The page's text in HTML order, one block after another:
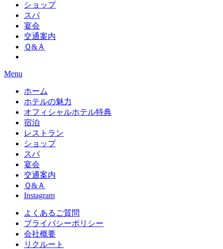
ショップ
スパ
宴会
交通案内
Ｑ&Ａ
Menu
ホーム
ホテルの魅力
オフィシャルホテル特典
宿泊
レストラン
ショップ
スパ
宴会
交通案内
Ｑ&Ａ
Instagram
よくあるご質問
プライバシーポリシー
会社概要
リクルート